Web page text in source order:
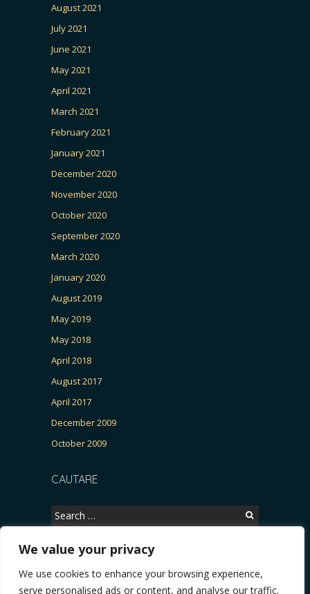
We value your privacy
We use cookies to enhance your browsing experience,
serve personalised ads or content, and analyse our traffic.
August 2021
July 2021
June 2021
May 2021
April 2021
March 2021
February 2021
January 2021
December 2020
November 2020
October 2020
September 2020
March 2020
January 2020
August 2019
May 2019
May 2018
April 2018
August 2017
April 2017
December 2009
October 2009
CAUTARE
Search
for:
Copyright © 2026, CERTITUDINEA.